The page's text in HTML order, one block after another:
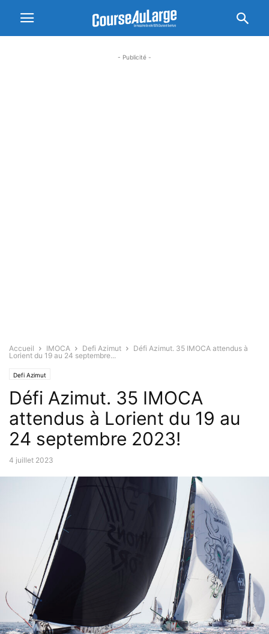
- Publicité -
Accueil IMOCA Defi Azimut
Défi Azimut. 35 IMOCA attendus à
Lorient du 19 au 24 septembre...
Defi Azimut
Défi Azimut. 35 IMOCA
attendus à Lorient du 19 au
24 septembre 2023!
4 juillet 2023